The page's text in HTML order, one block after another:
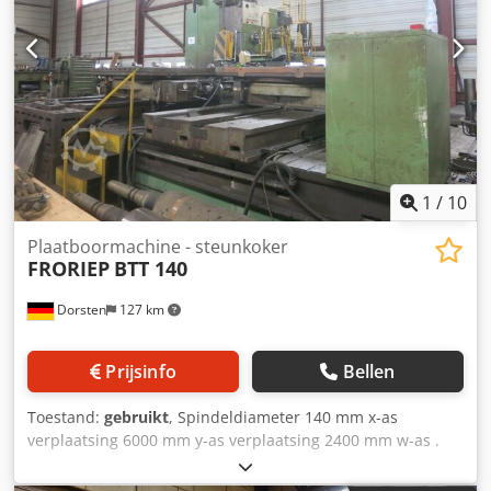
algemene voorwaarden zijn van toepassing. Over ons Meer
dan 400 eigen machines op voorraad Chsdpfx Ajyqvqrjlisa
Meer dan 15.000 m² opslagruimte, hijscapaciteit 70 t Meer
dan 10.000 artikelen en toebehoren voor uw werkplaats
Wilt u machines, productielijnen of uw onderneming
verkopen, neem dan contact met ons op. Meer
aanbiedingen vindt u op onze website. Bezichtigen kan op
afspraak. Wij kijken uit naar uw bezoek. Uw Markus Hirsch
team
1 / 10
Dorsten 127 km
Plaatboormachine - steunkoker
FRORIEP BTT 140
Prijsinfo Bellen
Toestand: gebruikt, Spindeldiameter 140 mm x-as
verplaatsing 6000 mm y-as verplaatsing 2400 mm w-as .
mm Consoleschuif: horizontale verplaatsing . mm
Consoleschuif: diameter 300 mm Spindelopname ISO 50